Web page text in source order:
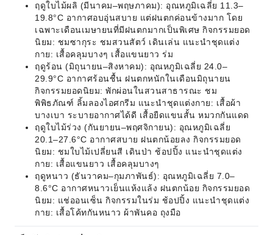
ฤดูใบไม้ผลิ (มีนาคม–พฤษภาคม): อุณหภูมิเฉลี่ย 11.3–
19.8°C อากาศอบอุ่นสบาย แต่ฝนตกค่อนข้างมาก โดย
เฉพาะเดือนเมษายนที่มีฝนตกมากเป็นพิเศษ กิจกรรมยอด
นิยม: ชมซากุระ ชมสวนสัตว์ เดินเล่น แนะนำชุดแต่ง
กาย: เสื้อคลุมบางๆ เสื้อแขนยาว ร่ม
ฤดูร้อน (มิถุนายน–สิงหาคม): อุณหภูมิเฉลี่ย 24.0–
29.9°C อากาศร้อนชื้น ฝนตกหนักในเดือนมิถุนายน
กิจกรรมยอดนิยม: พักผ่อนในสวนสาธารณะ ชม
พิพิธภัณฑ์ ลิ้มลองไอศกรีม แนะนำชุดแต่งกาย: เสื้อผ้า
บางเบา ระบายอากาศได้ดี เสื้อยืดแขนสั้น หมวกกันแดด
ฤดูใบไม้ร่วง (กันยายน–พฤศจิกายน): อุณหภูมิเฉลี่ย
20.1–27.6°C อากาศสบาย ฝนตกน้อยลง กิจกรรมยอด
นิยม: ชมใบไม้เปลี่ยนสี เดินป่า ช้อปปิ้ง แนะนำชุดแต่ง
กาย: เสื้อแขนยาว เสื้อคลุมบางๆ
ฤดูหนาว (ธันวาคม–กุมภาพันธ์): อุณหภูมิเฉลี่ย 7.0–
8.6°C อากาศหนาวเย็นแห้งแล้ง ฝนตกน้อย กิจกรรมยอด
นิยม: แช่ออนเซ็น กิจกรรมในร่ม ช้อปปิ้ง แนะนำชุดแต่ง
กาย: เสื้อโค้ทกันหนาว ผ้าพันคอ ถุงมือ